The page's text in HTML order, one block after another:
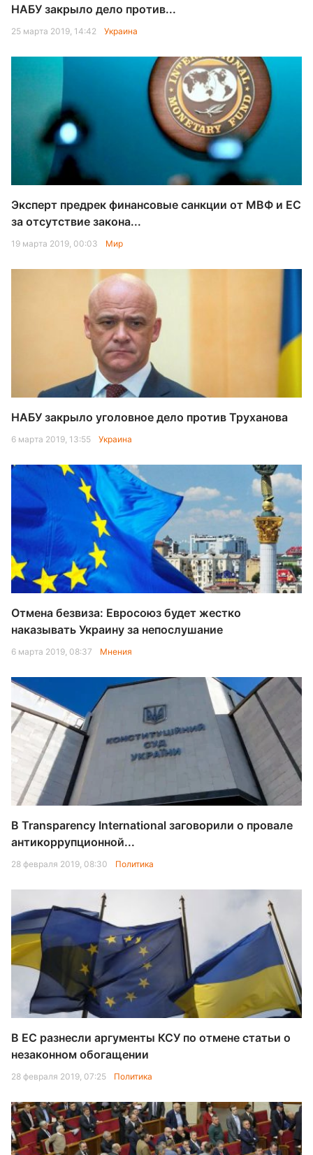
НАБУ закрыло дело против...
25 марта 2019, 14:42 Украина
Эксперт предрек финансовые санкции от МВФ и ЕС
за отсутствие закона...
19 марта 2019, 00:03 Мир
НАБУ закрыло уголовное дело против Труханова
6 марта 2019, 13:55 Украина
Отмена безвиза: Евросоюз будет жестко
наказывать Украину за непослушание
6 марта 2019, 08:37 Мнения
В Transparency International заговорили о провале
антикоррупционной...
28 февраля 2019, 08:30 Политика
В ЕС разнесли аргументы КСУ по отмене статьи о
незаконном обогащении
28 февраля 2019, 07:25 Политика